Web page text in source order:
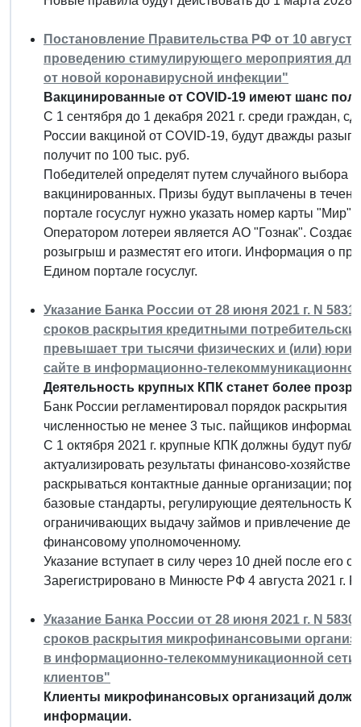
Постановление Правительства РФ от 10
проведению стимулирующего мероприятия
от новой коронавирусной инфекции"
Вакцинированные от COVID-19 имеют шанс
С 1 сентября до 1 декабря 2021 г. среди граждан,
России вакциной от COVID-19, будут дважды
получит по 100 тыс. руб.
Победителей определят путем случайного выбора
вакцинированных. Призы будут выплачены в
портале госуслуг нужно указать номер карты "Мир".
Оператором лотереи является АО "Гознак".
розыгрыш и разместят его итоги. Информация о
Едином портале госуслуг.
Указание Банка России от 28 июня 2021 г. N
сроков раскрытия кредитными
превышает три тысячи физических и (или)
сайте в информационно-
Деятельность крупных КПК станет более
Банк России регламентировал порядок раскрытия
численностью не менее 3 тыс. пайщиков
C 1 октября 2021 г. крупные КПК должны будут
актуализировать результаты финансово-
раскрываться контактные данные организации;
базовые стандарты, регулирующие деятельность
ограничивающих выдачу займов и привлечение
финансовому уполномоченному.
Указание вступает в силу через 10 дней после его
Зарегистрировано в Минюсте РФ 4 августа 2021 г.
Указание Банка России от 28 июня 2021 г. N
сроков раскрытия микрофинансовыми
в информационно-телекоммуникационной
клиентов"
Клиенты микрофинансовых организаций
информации.